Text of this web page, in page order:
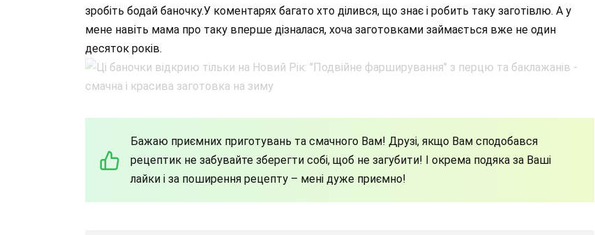
зробіть бодай баночку.У коментарях багато хто ділився, що знає і робить таку заготівлю. А у
мене навіть мама про таку вперше дізналася, хоча заготовками займається вже не один
десяток років.
Бажаю приємних приготувань та смачного Вам! Друзі, якщо Вам сподобався
рецептик не забувайте зберегти собі, щоб не загубити! І окрема подяка за Ваші
лайки і за поширення рецепту – мені дуже приємно!